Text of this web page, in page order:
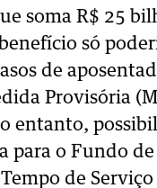
soma R$ 25
só
de
Provisória
entanto,
para o Fundo de
de Serviço